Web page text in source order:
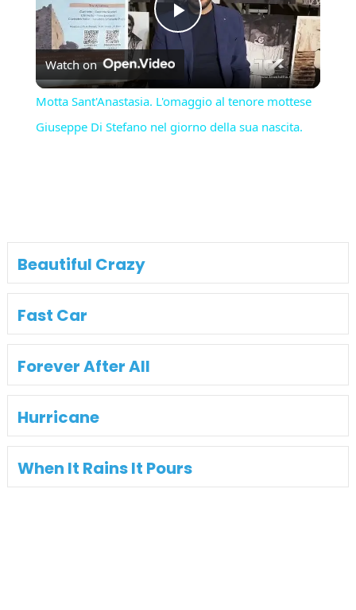
Play
Video
Watch on
Motta Sant'Anastasia. L'omaggio al tenore mottese
Giuseppe Di Stefano nel giorno della sua nascita.
Beautiful Crazy
Fast Car
Forever After All
Hurricane
When It Rains It Pours